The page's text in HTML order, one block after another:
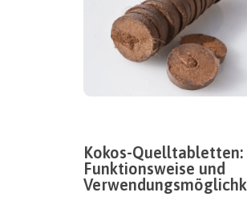
Kokos-Quelltabletten:
Funktionsweise und